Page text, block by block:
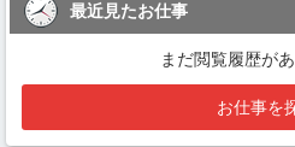
最近見たお仕事
まだ閲覧履歴が
お仕事を